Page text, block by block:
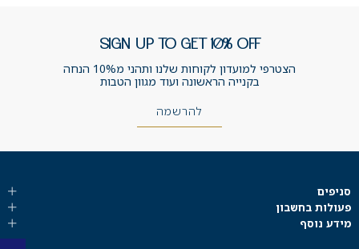
SIGN UP TO GET 10% OFF
הצטרפי למועדון לקוחות שלנו ותהני מ10% הנחה
בקנייה הראשונה ועוד מגוון הטבות
להרשמה
סניפים
פעולות בחשבון
מידע נוסף